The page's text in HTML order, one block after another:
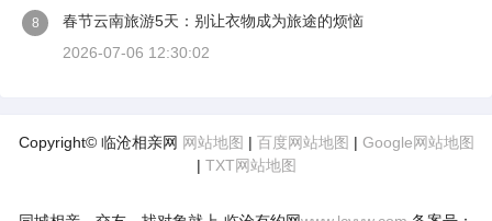
8
春节云南旅游5天：别让衣物成为旅途的烦恼
2026-07-06 12:30:02
Copyright© 临沧相亲网 网站地图 | 百度网站地图 | Google网站地图
| TXT网站地图